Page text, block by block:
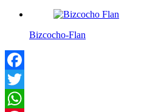
Bizcocho-Flan
Facebook
Twitter